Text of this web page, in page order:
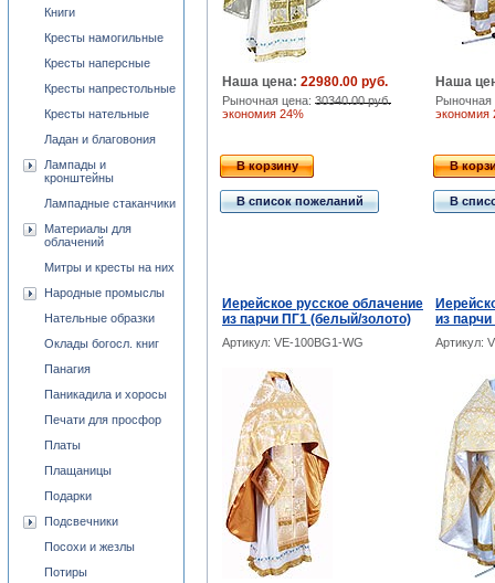
Наша цена: 22980.00 руб.
Рыночная цена: 30340.00 руб.
экономия 24%
Наша
экономия
В корзину
В список пожеланий
В
В
Иерейское русское облачение
из парчи ПГ1 (белый/золото)
из
Артикул: VE-100BG1-WG Артикул:
Книги
Кресты намогильные
Кресты наперсные
Кресты напрестольные
Кресты нательные
Ладан и благовония
Лампады и
кронштейны
Лампадные стаканчики
Материалы для
облачений
Митры и кресты на них
Народные промыслы
Нательные образки
Оклады богосл. книг
Панагия
Паникадила и хоросы
Печати для просфор
Платы
Плащаницы
Подарки
Подсвечники
Посохи и жезлы
Потиры